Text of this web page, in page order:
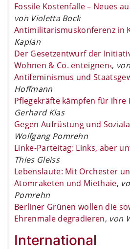
Fossile Kostenfalle – Neues
von Violetta Bock
Antimilitarismuskonferenz in
Kaplan
Der Gesetzentwurf der
Wohnen & Co. enteignen‹,
Antifeminismus und
Hoffmann
Pflegekräfte kämpfen für ihre
Gerhard Klas
Gegen Aufrüstung und
Wolfgang Pomrehn
Linke-Parteitag: Links, aber
Thies Gleiss
Lebenslaute: Mit Orchester
Atomraketen und Miethaie,
Pomrehn
Berliner Grünen wollen die
Ehrenmale degradieren, von
International